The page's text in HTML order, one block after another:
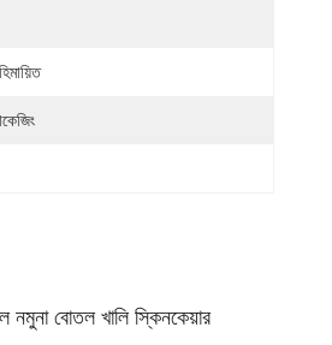
বোতল খালি স্কিনকেয়ার